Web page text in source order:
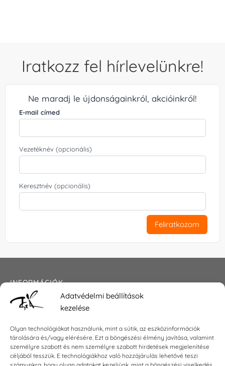
Adatvédelmi beállítások
kezelése
Olyan technológiákat használunk, mint a sütik, az eszközinformációk
tárolására és/vagy elérésére. Ezt a böngészési élmény javítása, valamint
személyre szabott és nem személyre szabott hirdetések megjelenítése
céljából tesszük. E technológiákhoz való hozzájárulás lehetővé teszi
Iratkozz fel hírlevelünkre!
Ne maradj le újdonságainkról, akcióinkról!
E-mail címed
Vezetéknév (opcionális)
Keresztnév (opcionális)
Feliratkozom
INFORMÁCIÓK
Általános szerződési feltételek
Impresszum